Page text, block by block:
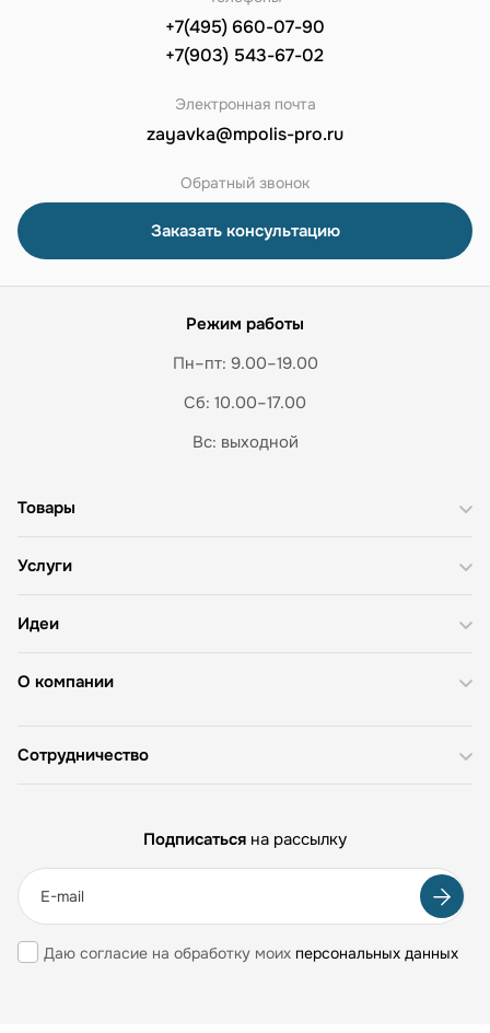
+7(495) 660-07-90
+7(903) 543-67-02
Электронная почта
zayavka@mpolis-pro.ru
Обратный звонок
Заказать консультацию
Режим работы
Пн–пт: 9.00–19.00
Сб: 10.00–17.00
Вс: выходной
О компании
Товары
Услуги
Идеи
Сотрудничество
Подписаться на рассылку
Даю согласие на обработку моих персональных данных